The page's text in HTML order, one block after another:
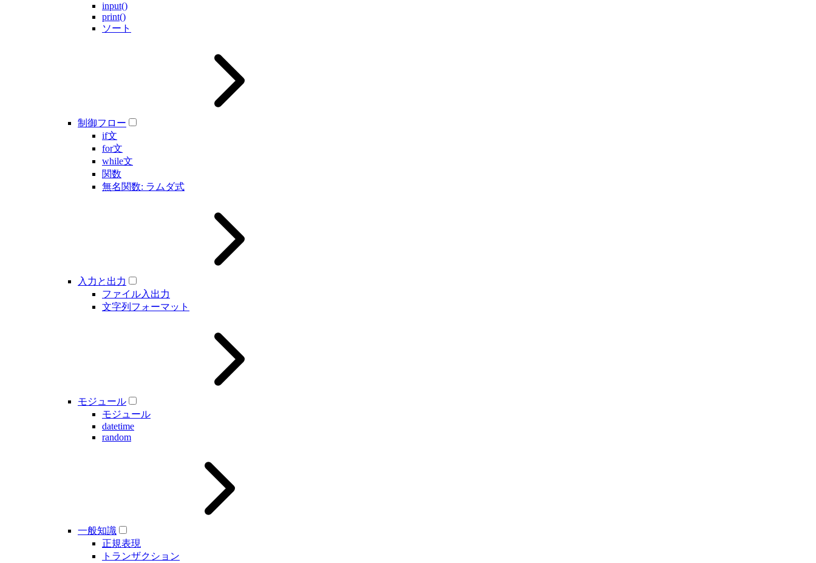
input()
print()
ソート
制御フロー
if文
for文
while文
関数
無名関数: ラムダ式
入力と出力
ファイル入出力
文字列フォーマット
モジュール
モジュール
datetime
random
一般知識
正規表現
トランザクション